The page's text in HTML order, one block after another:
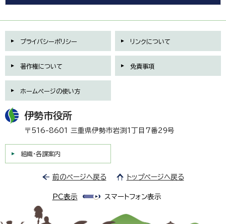
プライバシーポリシー リンクについて
著作権について 免責事項
ホームページの使い方
伊勢市役所
〒516-8601 三重県伊勢市岩渕1丁目7番29号
組織・各課案内
前のページへ戻る トップページへ戻る
PC表示 スマートフォン表示